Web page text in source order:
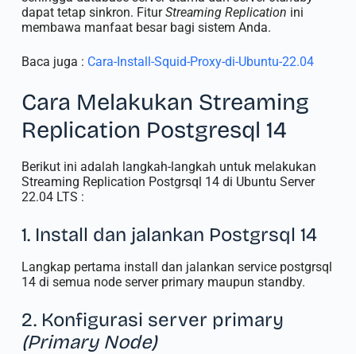
dapat tetap sinkron. FiturStreaming Replication ini
membawa manfaat besar bagi sistem Anda.
Baca juga : Cara-Install-Squid-Proxy-di-Ubuntu-22.04
Cara Melakukan Streaming
Replication Postgresql 14
Berikut ini adalah langkah-langkah untuk melakukan
Streaming Replication Postgrsql 14 di Ubuntu Server
22.04 LTS :
1. Install dan jalankan Postgrsql 14
Langkap pertama install dan jalankan service postgrsql
14 di semua node server primary maupun standby.
2. Konfigurasi server primary
(Primary Node)